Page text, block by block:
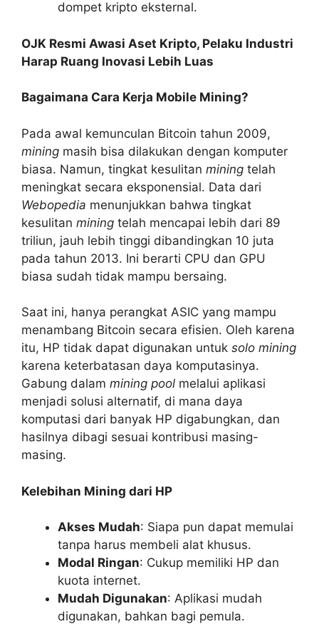
dompet kripto eksternal.
OJK Resmi Awasi Aset Kripto, Pelaku Industri
Harap Ruang Inovasi Lebih Luas
Bagaimana Cara Kerja Mobile Mining?
Pada awal kemunculan Bitcoin tahun 2009,
mining masih bisa dilakukan dengan komputer
biasa. Namun, tingkat kesulitan mining telah
meningkat secara eksponensial. Data dari
Webopedia menunjukkan bahwa tingkat
kesulitan mining telah mencapai lebih dari 89
triliun, jauh lebih tinggi dibandingkan 10 juta
pada tahun 2013. Ini berarti CPU dan GPU
biasa sudah tidak mampu bersaing.
Saat ini, hanya perangkat ASIC yang mampu
menambang Bitcoin secara efisien. Oleh karena
itu, HP tidak dapat digunakan untuk solo mining
karena keterbatasan daya komputasinya.
Gabung dalam mining pool melalui aplikasi
menjadi solusi alternatif, di mana daya
komputasi dari banyak HP digabungkan, dan
hasilnya dibagi sesuai kontribusi masing-
masing.
Kelebihan Mining dari HP
Akses Mudah: Siapa pun dapat memulai
tanpa harus membeli alat khusus.
Modal Ringan: Cukup memiliki HP dan
kuota internet.
Mudah Digunakan: Aplikasi mudah
digunakan, bahkan bagi pemula.